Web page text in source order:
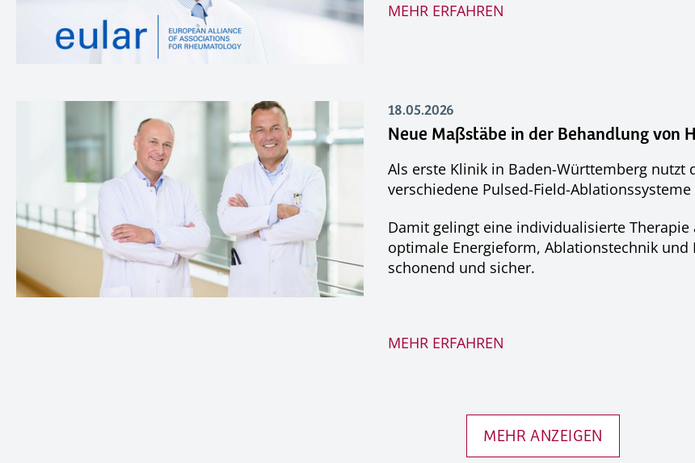
MEHR ERFAHREN
18.05.2026
Neue Maßstäbe in der Behandlung von
Als erste Klinik in Baden-Württemberg nutzt
verschiedene Pulsed-Field-
Damit gelingt eine individualisierte
optimale Energieform, Ablationstechnik
schonend und sicher.
MEHR ERFAHREN
MEHR ANZEIGEN